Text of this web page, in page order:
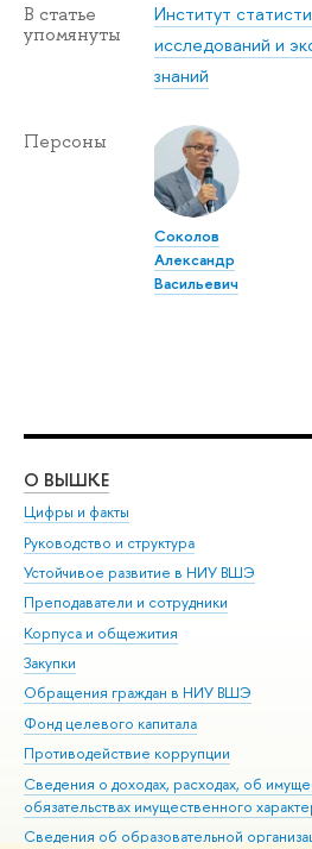
В статье
упомянуты
Институт
исследований и
знаний
Персоны
Соколов
Александр
Васильевич
О ВЫШКЕ
Цифры и факты
Руководство и структура
Устойчивое развитие в НИУ ВШЭ
Преподаватели и сотрудники
Корпуса и общежития
Закупки
Обращения граждан в НИУ ВШЭ
Фонд целевого капитала
Противодействие коррупции
Сведения о доходах, расходах, об
обязательствах имущественного
Сведения об образовательной